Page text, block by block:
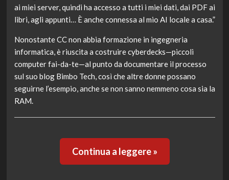
ai miei server, quindi ha accesso a tutti i miei dati, dai PDF ai
libri, agli appunti… È anche connessa al mio AI locale a casa.”
Nonostante CC non abbia formazione in ingegneria
informatica, è riuscita a costruire cyberdecks—piccoli
computer fai-da-te—al punto da documentare il processo
sul suo blog Bimbo Tech, così che altre donne possano
seguirne l’esempio, anche se non sanno nemmeno cosa sia la
RAM.
Continua a leggere »